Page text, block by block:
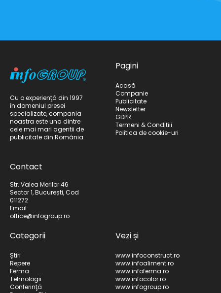
Cu o experienţă din 1997
în domeniul presei
specializate, compania
noastra este una dintre
cele mai mari agentii de
publicitate din România.
Contact
Str. Valea Merilor 46
Sector 1, București, Cod
011272
Email:
office@infogroup.ro
Pagini
Acasă
Companie
Publicitate
Newsletter
GDPR
Termeni & Conditiii
Politica de cookie-uri
Categorii
Știri
Repere
Ferma
Tehnologii
Conferinţă
Vezi și
www.infoconstruct.ro
www.infoaliment.ro
www.infoferma.ro
www.infocolor.ro
www.infogroup.ro